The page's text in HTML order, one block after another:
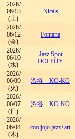
2026/
06/13
(土)
Nica's
2026/
06/12
(金)
Fontana
2026/
06/10
(水)
Jazz Spot
DOLPHY
2026/
06/09
(火)
渋谷 KO-KO
2026/
06/07
(日)
渋谷 KO-KO
2026/
06/04
(木)
cooljojo jazz+art